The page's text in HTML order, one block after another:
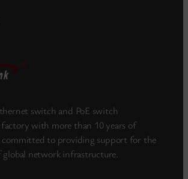
switch and PoE switch
with more than 10 years of
committed to providing support for the
network infrastructure.